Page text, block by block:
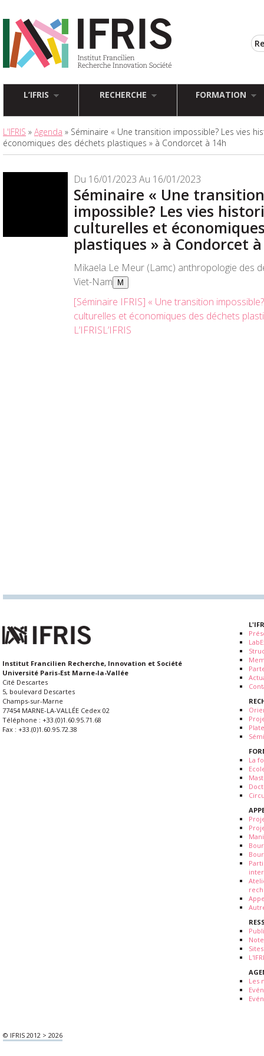
L’IFRIS RECHERCHE FORMATION
L'IFRIS » Agenda » Séminaire « Une transition impossible? Les vies
économiques des déchets plastiques » à Condorcet à 14h
Du 16/01/2023 Au 16/01/2023
Séminaire « Une transition
impossible? Les vies
culturelles et
plastiques » à Condorcet
Mikaela Le Meur (Lamc) anthropologie des
Viet-Nam
M
[Séminaire IFRIS] « Une transition
culturelles et économiques des déchets
L’IFRISL’IFRIS
Institut Francilien Recherche, Innovation et Société
Université Paris-Est Marne-la-Vallée
Cité Descartes
5, boulevard Descartes
Champs-sur-Marne
77454 MARNE-LA-VALLÉE Cedex 02
Téléphone : +33.(0)1.60.95.71.68
Fax : +33.(0)1.60.95.72.38
La
Les
© IFRIS 2012 > 2026